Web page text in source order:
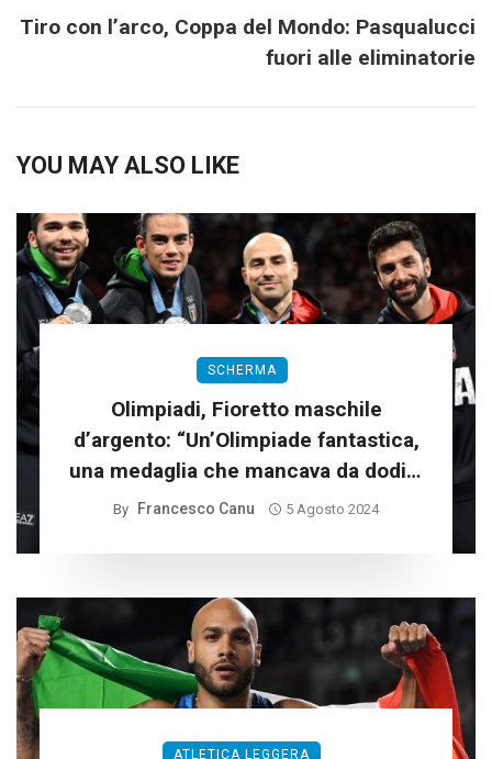
Tiro con l’arco, Coppa del Mondo: Pasqualucci
fuori alle eliminatorie
YOU MAY ALSO LIKE
SCHERMA
Olimpiadi, Fioretto maschile
d’argento: “Un’Olimpiade fantastica,
una medaglia che mancava da dodici
anni”
By Francesco Canu 5 Agosto 2024
ATLETICA LEGGERA